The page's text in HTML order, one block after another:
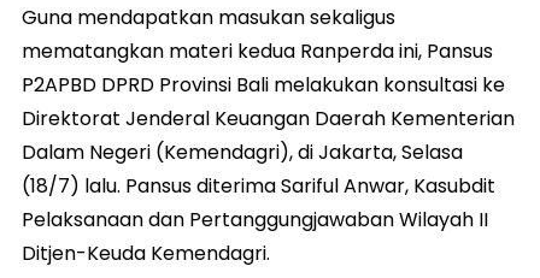
Guna mendapatkan masukan sekaligus
mematangkan materi kedua Ranperda ini, Pansus
P2APBD DPRD Provinsi Bali melakukan konsultasi ke
Direktorat Jenderal Keuangan Daerah Kementerian
Dalam Negeri (Kemendagri), di Jakarta, Selasa
(18/7) lalu. Pansus diterima Sariful Anwar, Kasubdit
Pelaksanaan dan Pertanggungjawaban Wilayah II
Ditjen-Keuda Kemendagri.